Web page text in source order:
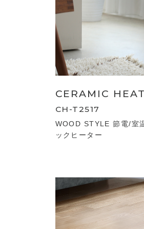
CERAMIC
CH-T2517
WOOD STYLE 節電/室
ックヒーター